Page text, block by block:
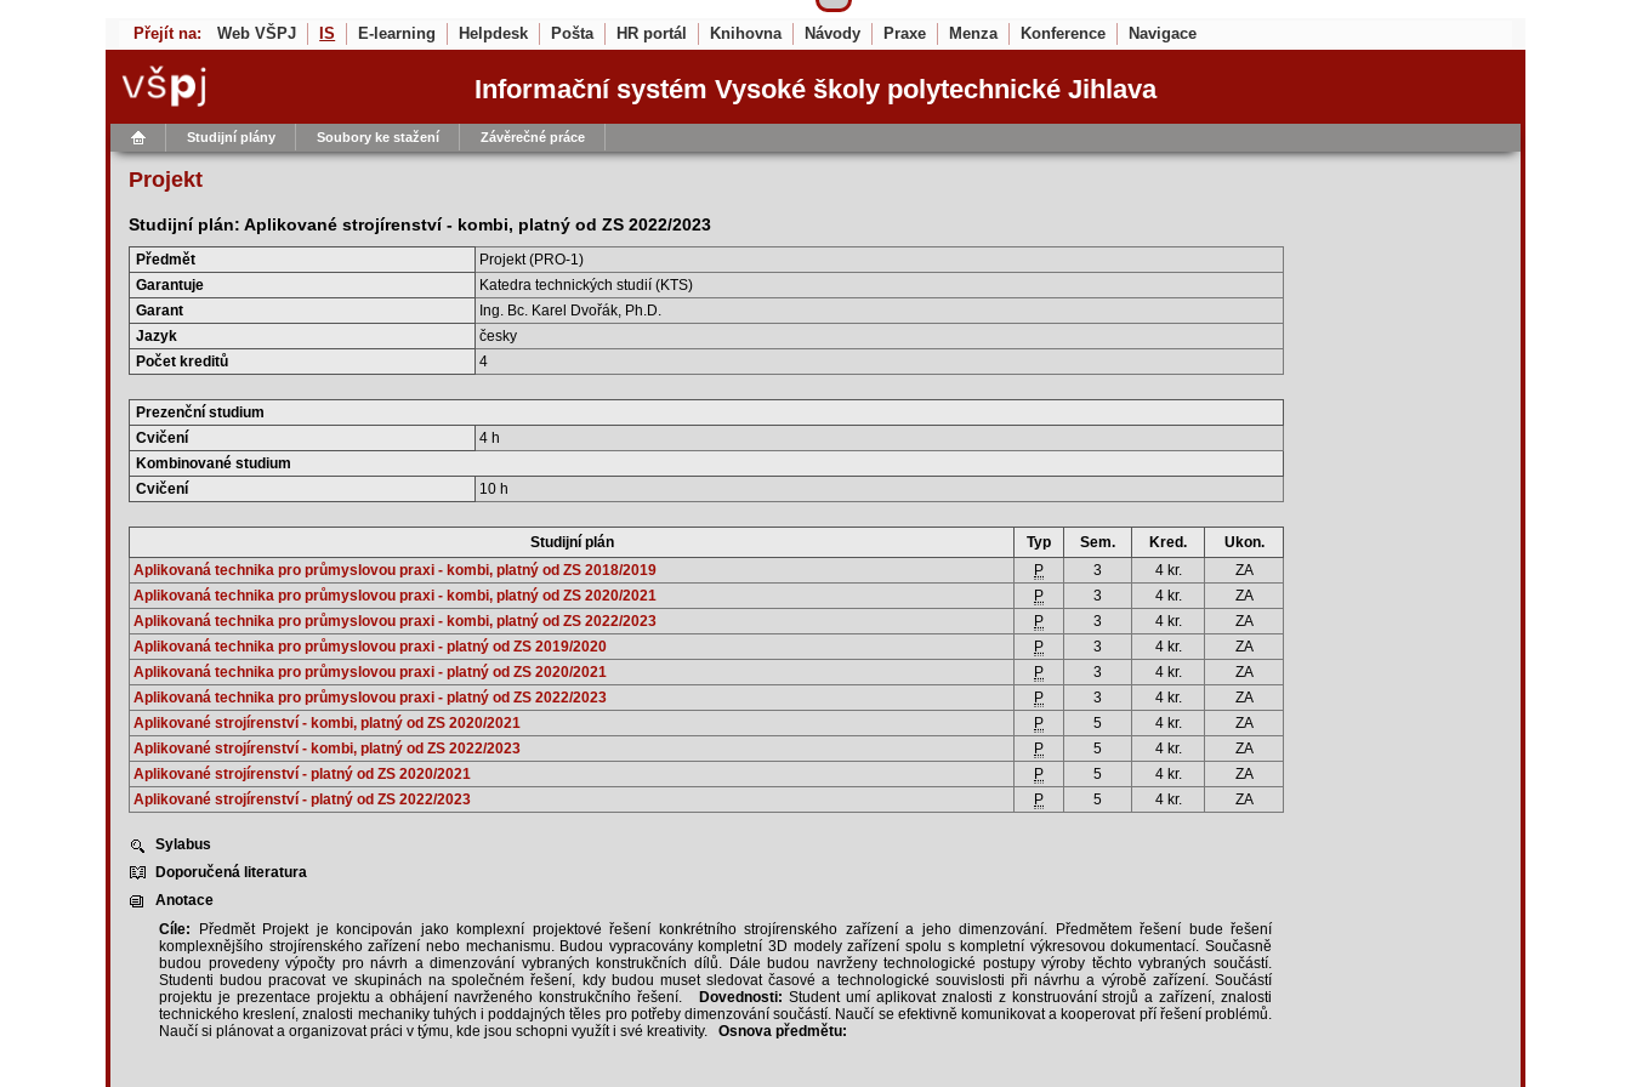
Přejít na: Web VŠPJ IS E-learning Helpdesk Pošta HR portál Knihovna Návody Praxe Menza Konference Navigace
Informační systém Vysoké školy polytechnické Jihlava
Studijní plány Soubory ke stažení Závěrečné práce
Projekt
Studijní plán: Aplikované strojírenství - kombi, platný od ZS 2022/2023
Předmět
Projekt (PRO-1)
Garantuje
Katedra technických studií (KTS)
Garant
Ing. Bc. Karel Dvořák, Ph.D.
Jazyk
česky
Počet kreditů
4
Prezenční studium
Cvičení
4 h
Kombinované studium
Cvičení
10 h
Studijní plán Typ Sem. Kred.
Ukon.
Aplikovaná technika pro průmyslovou praxi - kombi, platný od ZS 2018/2019
P 3 4 kr.
ZA
Aplikovaná technika pro průmyslovou praxi - kombi, platný od ZS 2020/2021
P 3 4 kr.
ZA
Aplikovaná technika pro průmyslovou praxi - kombi, platný od ZS 2022/2023
P 3 4 kr.
ZA
Aplikovaná technika pro průmyslovou praxi - platný od ZS 2019/2020
P 3 4 kr.
ZA
Aplikovaná technika pro průmyslovou praxi - platný od ZS 2020/2021
P 3 4 kr.
ZA
Aplikovaná technika pro průmyslovou praxi - platný od ZS 2022/2023
P 3 4 kr.
ZA
Aplikované strojírenství - kombi, platný od ZS 2020/2021
P 5 4 kr.
ZA
Aplikované strojírenství - kombi, platný od ZS 2022/2023
P 5 4 kr.
ZA
Aplikované strojírenství - platný od ZS 2020/2021
P 5 4 kr.
ZA
Aplikované strojírenství - platný od ZS 2022/2023
P 5 4 kr. ZA
Sylabus
Doporučená literatura
Anotace
Cíle: Předmět Projekt je koncipován jako komplexní projektové řešení konkrétního strojírenského zařízení a jeho dimenzování. Předmětem řešení bude řešení
komplexnějšího strojírenského zařízení nebo mechanismu. Budou vypracovány kompletní 3D modely zařízení spolu s kompletní výkresovou dokumentací. Současně
budou provedeny výpočty pro návrh a dimenzování vybraných konstrukčních dílů. Dále budou navrženy technologické postupy výroby těchto vybraných součástí.
Studenti budou pracovat ve skupinách na společném řešení, kdy budou muset sledovat časové a technologické souvislosti při návrhu a výrobě zařízení. Součástí
projektu je prezentace projektu a obhájení navrženého konstrukčního řešení.
Dovednosti: Student umí aplikovat znalosti z konstruování strojů a zařízení, znalosti
technického kreslení, znalosti mechaniky tuhých i poddajných těles pro potřeby dimenzování součástí. Naučí se efektivně komunikovat a kooperovat pří řešení problémů.
Naučí si plánovat a organizovat práci v týmu, kde jsou schopni využít i své kreativity. Osnova předmětu: